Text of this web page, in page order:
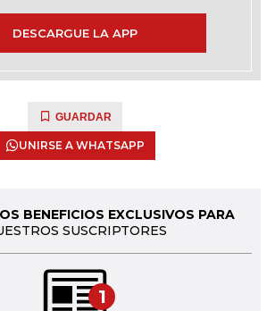
DESCARGUE LA APP
GUARDAR
UNIRSE A WHATSAPP
BENEFICIOS EXCLUSIVOS PARA
SUSCRIPTORES
1